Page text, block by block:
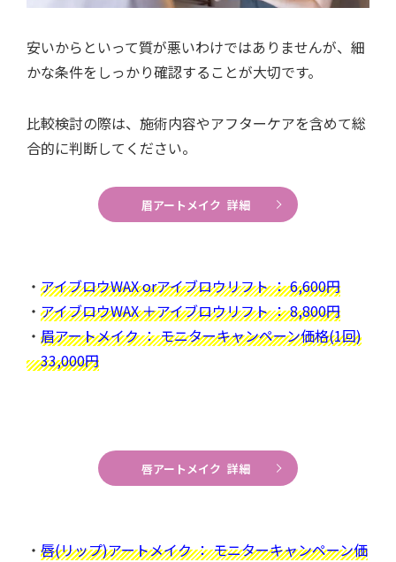
安いからといって質が悪いわけではありませんが、細
かな条件をしっかり確認することが大切です。
比較検討の際は、施術内容やアフターケアを含めて総
合的に判断してください。
眉アートメイク 詳細
・ アイブロウWAX orアイブロウリフト ： 6,600円
・ アイブロウWAX ＋アイブロウリフト ： 8,800円
・ 眉アートメイク ： モニターキャンペーン価格(1回)
33,000円
唇アートメイク 詳細
・ 唇(リップ)アートメイク ： モニターキャンペーン価